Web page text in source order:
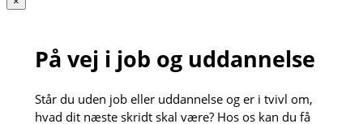
På vej i job og uddannelse
Står du uden job eller uddannelse og er i tvivl om,
hvad dit næste skridt skal være? Hos os kan du få